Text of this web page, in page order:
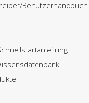
Benutzerhandbuch